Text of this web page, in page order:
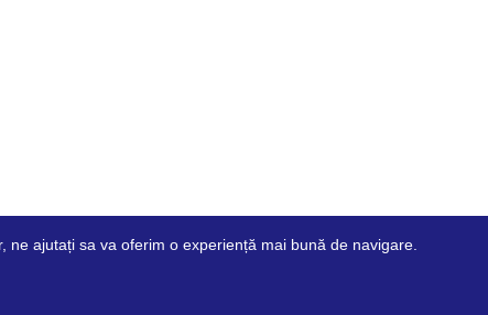
ajutați sa va oferim o experiență mai bună de navigare.